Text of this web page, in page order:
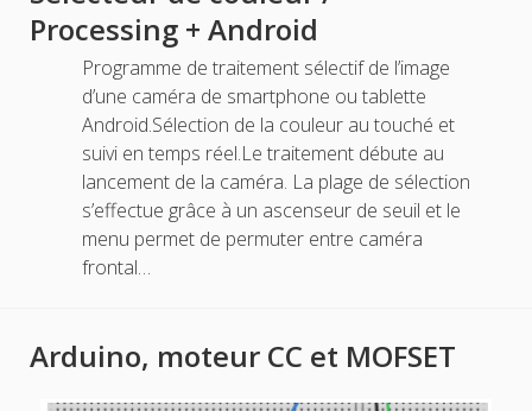
Processing + Android
Programme de traitement sélectif de l’image
d’une caméra de smartphone ou tablette
Android.Sélection de la couleur au touché et
suivi en temps réel.Le traitement débute au
lancement de la caméra. La plage de sélection
s’effectue grâce à un ascenseur de seuil et le
menu permet de permuter entre caméra
frontal…
Arduino, moteur CC et MOFSET